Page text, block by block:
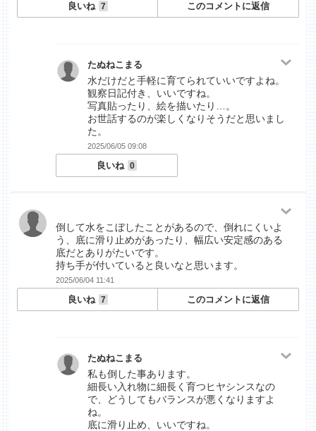
良いね 7 このコメントに返信
たぬねこまる
水だけだと手軽に育てられていいですよね。
観察日記付き、いいですね。
写真貼ったり、絵を描いたり…。
お世話するのが楽しくなりそうだと思いまし
た。
2025/06/05 09:08
良いね 0
倒して水をこぼしたことがあるので、倒れにくいよ
う、底に滑り止めがあったり、幅広い安定感のある
底だとありがたいです。
持ち手が付いていると良いなと思います。
2025/06/04 11:41
良いね 7 このコメントに返信
たぬねこまる
私も倒した事あります。
細長い入れ物に細長く育つヒヤシンスなの
で、どうしてもバランスが悪くなりますよ
ね。
底に滑り止め、いいですね。